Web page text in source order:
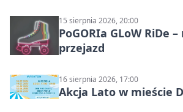
15 sierpnia 2026, 20:00
PoGORIa GLoW RiDe
przejazd
16 sierpnia 2026, 17:00
Akcja Lato w mieście